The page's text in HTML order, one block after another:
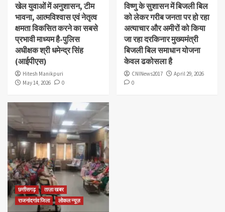
खेल युवाओं में अनुशासन, टीम
भावना, आत्मविश्वास एवं नेतृत्व
क्षमता विकसित करने का सबसे
प्रभावी माध्यम है-पुलिस
अधीक्षक श्री धमेन्द्र सिंह
(आईपीएस)
Hitesh Manikpuri
May 14, 2026
0
विष्णु के सुशासन में बिजली बिल
को लेकर गरीब जनता पर हो रहा
अत्याचार और अमीरों को किया
जा रहा दरकिनार मुख्यमंत्री
बिजली बिल समाधान योजना
केवल ढकोसला है
CNINews2017
April 29, 2026
0
छत्तीसगढ़
ताज़ा खबर
राजनांदगांव जिला
लोकल न्यूज़